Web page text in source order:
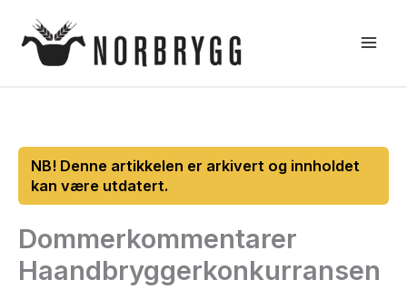
rett
Dommerkommentarer
Haandbryggerkonkurransen